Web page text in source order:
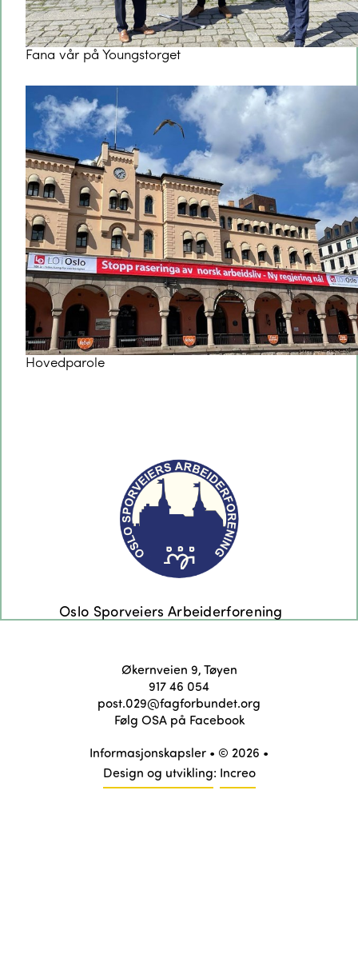
Fana vår på Youngstorget
Hovedparole
Økernveien 9, Tøyen
917 46 054
post.029@fagforbundet.org
Følg OSA på Facebook
Informasjonskapsler • © 2026 •
Design og utvikling: Increo